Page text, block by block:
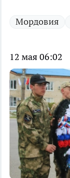
Мордовия
12 мая 06:02